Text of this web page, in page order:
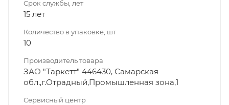
Срок службы, лет
15 лет
Количество в упаковке, шт
10
Производитель товара
ЗАО "Таркетт" 446430, Самарская
обл.,г.Отрадный,Промышленная зона,1
Сервисный центр